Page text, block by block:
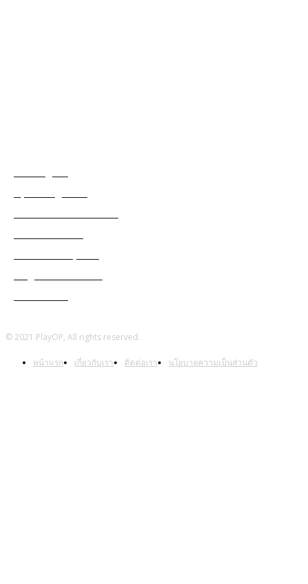
© 2021 PlayOP, All rights reserved.
หน้าแรก เกี่ยวกับเรา ติดต่อเรา นโยบายความเป็นส่วนตัว